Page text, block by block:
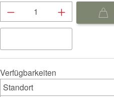
Produkt Anzahl: Gib
Verfügbarkeiten
Standort